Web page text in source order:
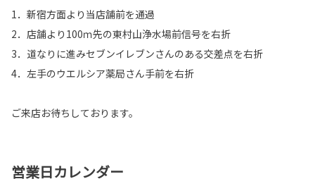
1．新宿方面より当店舗前を通過
2．店舗より100ｍ先の東村山浄水場前信号を右折
3．道なりに進みセブンイレブンさんのある交差点を右折
4．左手のウエルシア薬局さん手前を右折
ご来店お待ちしております。
営業日カレンダー